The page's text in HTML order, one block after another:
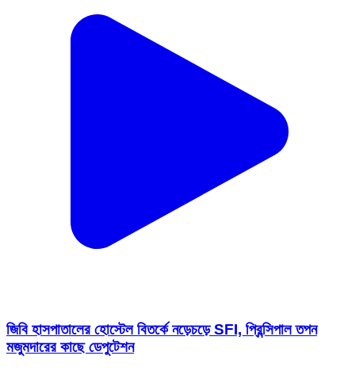
জিবি হাসপাতালের হোস্টেল বিতর্কে নড়েচড়ে SFI, প্রিন্সিপাল তপন
মজুমদারের কাছে ডেপুটেশন